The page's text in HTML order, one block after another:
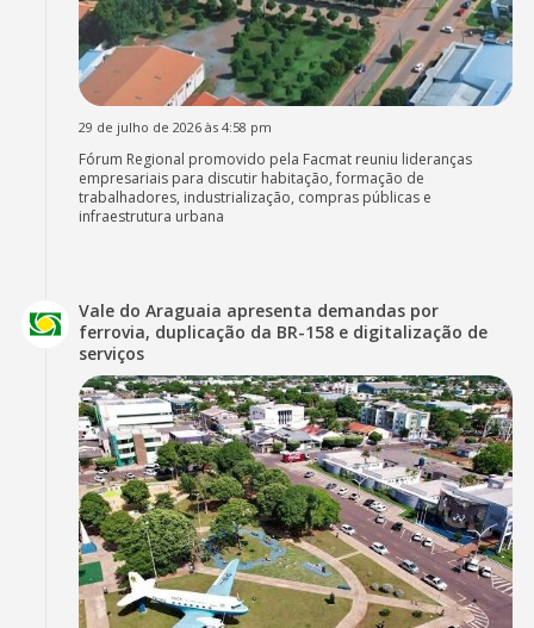
29 de julho de 2026 às 4:58 pm
Fórum Regional promovido pela Facmat reuniu lideranças
empresariais para discutir habitação, formação de
trabalhadores, industrialização, compras públicas e
infraestrutura urbana
Vale do Araguaia apresenta demandas por
ferrovia, duplicação da BR-158 e digitalização de
serviços